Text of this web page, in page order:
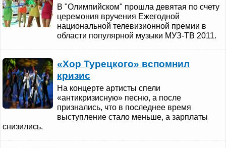
В "Олимпийском" прошла девятая по счету
церемония вручения Ежегодной
национальной телевизионной премии в
области популярной музыки МУЗ-ТВ 2011.
«Хор Турецкого» вспомнил
кризис
На концерте артисты спели
«антикризисную» песню, а после
признались, что в последнее время
выступление стало меньше, а зарплаты
снизились.